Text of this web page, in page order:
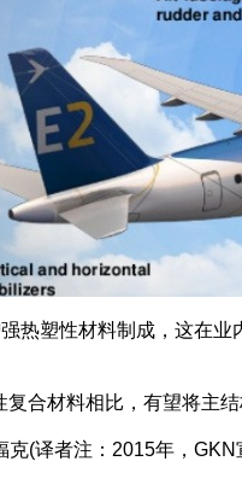
塑性材料制成，这在业
材料相比，有望将主
译者注：2015年，